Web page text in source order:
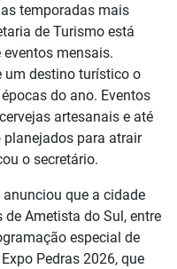
temporadas mais
de Turismo está
mensais.
um destino turístico o
do ano. Eventos
artesanais e até
para atrair
o secretário.
que a cidade
Ametista do Sul, entre
especial de
Pedras 2026, que